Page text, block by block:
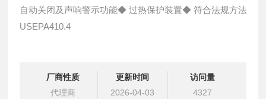
自动关闭及声响警示功能◆ 过热保护装置◆ 符合法规方法
USEPA410.4
厂商性质
代理商
更新时间
2026-04-03
访问量
4327